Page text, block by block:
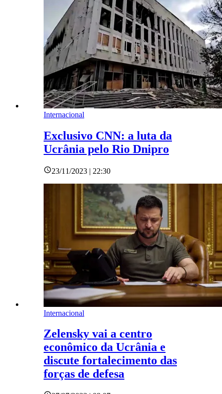
Internacional
Exclusivo CNN: a luta da
Ucrânia pelo Rio Dnipro
23/11/2023 | 22:30
Internacional
Zelensky vai a centro
econômico da Ucrânia e
discute fortalecimento das
forças de defesa